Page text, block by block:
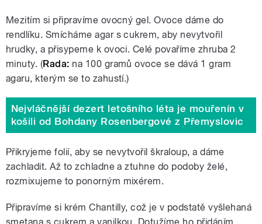
Mezitím si připravíme ovocný gel. Ovoce dáme do
rendlíku. Smícháme agar s cukrem, aby nevytvořil
hrudky, a přisypeme k ovoci. Celé povaříme zhruba 2
minuty. (Rada: na 100 gramů ovoce se dává 1 gram
agaru, kterým se to zahustí.)
Nejvláčnější dezert letošního léta je mouřenín v
košili od Bohdany Rosenbergové z Přemyslovic
Přikryjeme folií, aby se nevytvořil škraloup, a dáme
zachladit. Až to zchladne a ztuhne do podoby želé,
rozmixujeme to ponorným mixérem.
Připravíme si krém Chantilly, což je v podstatě vyšlehaná
smetana s cukrem a vanilkou. Dotužíme ho přidáním